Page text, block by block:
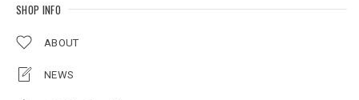
SHOP INFO
ABOUT
NEWS